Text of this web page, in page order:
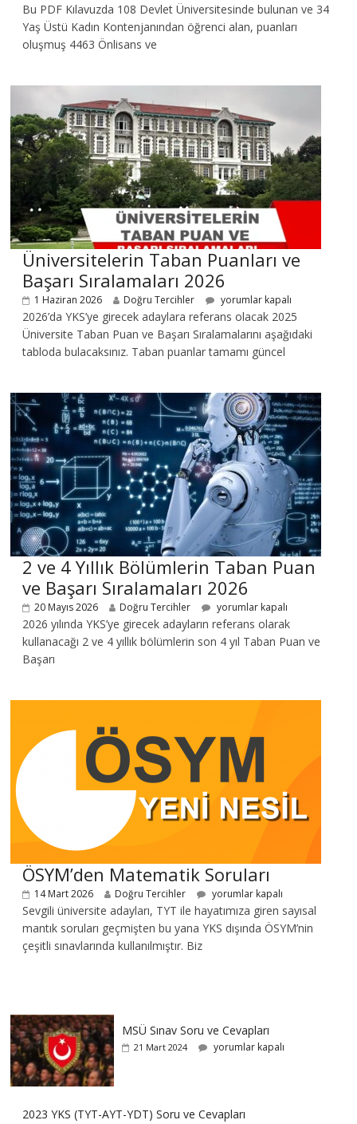
Bu PDF Kılavuzda 108 Devlet Üniversitesinde bulunan ve 34
Yaş Üstü Kadın Kontenjanından öğrenci alan, puanları
oluşmuş 4463 Önlisans ve
Üniversitelerin Taban Puanları ve
Başarı Sıralamaları 2026
1 Haziran 2026 Doğru Tercihler yorumlar kapalı
2026’da YKS’ye girecek adaylara referans olacak 2025
Üniversite Taban Puan ve Başarı Sıralamalarını aşağıdaki
tabloda bulacaksınız. Taban puanlar tamamı güncel
2 ve 4 Yıllık Bölümlerin Taban Puan
ve Başarı Sıralamaları 2026
20 Mayıs 2026 Doğru Tercihler yorumlar kapalı
2026 yılında YKS’ye girecek adayların referans olarak
kullanacağı 2 ve 4 yıllık bölümlerin son 4 yıl Taban Puan ve
Başarı
ÖSYM’den Matematik Soruları
14 Mart 2026 Doğru Tercihler yorumlar kapalı
Sevgili üniversite adayları, TYT ile hayatımıza giren sayısal
mantık soruları geçmişten bu yana YKS dışında ÖSYM’nin
çeşitli sınavlarında kullanılmıştır. Biz
MSÜ Sınav Soru ve Cevapları
21 Mart 2024 yorumlar kapalı
2023 YKS (TYT-AYT-YDT) Soru ve Cevapları